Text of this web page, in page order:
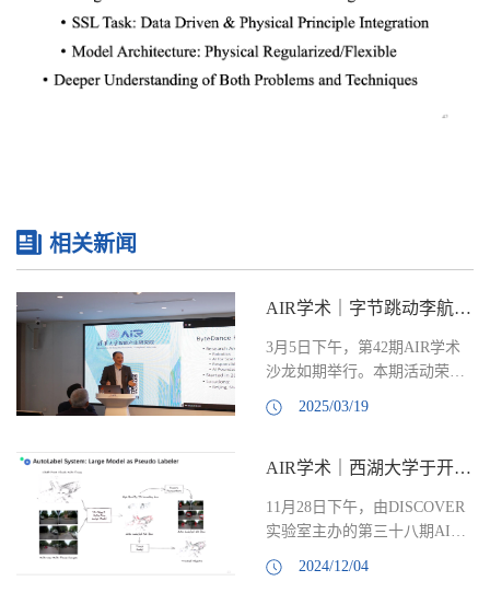
相关新闻
AIR学术｜字节跳动李航：推进人工智能新前沿
3月5日下午，第42期AIR学术
沙龙如期举行。本期活动荣幸
为我们作题为《推进人工智能
中国工程院院士、清华大学智
亚勤主持。讲者简介Hang Li is
the Head of Research at
ByteDance Technology. He is an
2025/03/19
AIR学术｜西湖大学于开丞：浅谈自主智能——Autolab 的视角
11月28日下午，由DISCOVER
实验室主办的第三十八期AIR
期活动荣幸第邀请到了西湖大
2024/12/04